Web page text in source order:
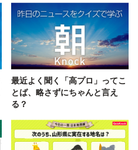
最近よく聞く「高プロ」ってこ
とば、略さずにちゃんと言え
る？